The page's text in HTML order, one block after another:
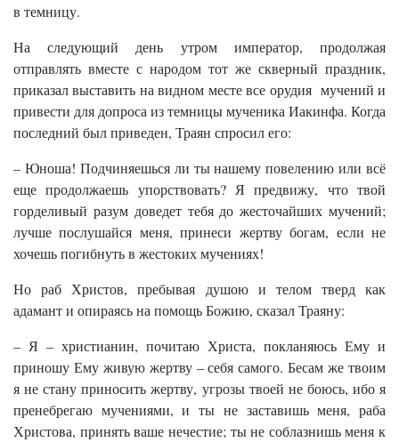
в темницу.
На следующий день утром император, продолжая
отправлять вместе с народом тот же скверный праздник,
приказал выставить на видном месте все орудия мучений и
привести для допроса из темницы мученика Иакинфа. Когда
последний был приведен, Траян спросил его:
– Юноша! Подчиняешься ли ты нашему повелению или всё
еще продолжаешь упорствовать? Я предвижу, что твой
горделивый разум доведет тебя до жесточайших мучений;
лучше послушайся меня, принеси жертву богам, если не
хочешь погибнуть в жестоких мучениях!
Но раб Христов, пребывая душою и телом тверд как
адамант и опираясь на помощь Божию, сказал Траяну:
– Я – христианин, почитаю Христа, покланяюсь Ему и
приношу Ему живую жертву – себя самого. Бесам же твоим
я не стану приносить жертву, угрозы твоей не боюсь, ибо я
пренебрегаю мучениями, и ты не заставишь меня, раба
Христова, принять ваше нечестие; ты не соблазнишь меня к